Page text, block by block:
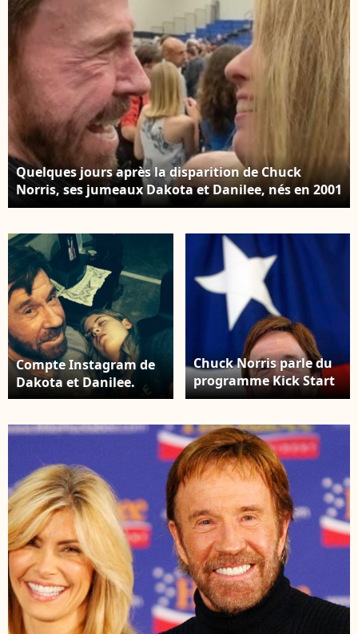
Quelques jours après la disparition de Chuck
Norris, ses jumeaux Dakota et Danilee, nés en 2001
de son amour avec Gena O'Kelly, ont pris la parole
émouvant à leur père. Compte Instagram de
Danilee.
Compte Instagram de
Dakota et Danilee.
Chuck Norris parle du
programme Kick Start
au Capitole à
2006. Photo par Kevin
Dietsch/UPI/